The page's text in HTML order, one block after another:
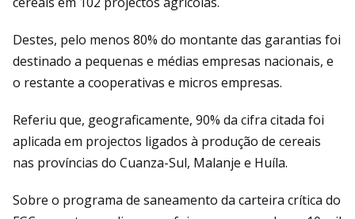
Destes, pelo menos 80% do montante das garantias foi
destinado a pequenas e médias empresas nacionais, e
o restante a cooperativas e micros empresas.
Referiu que, geograficamente, 90% da cifra citada foi
aplicada em projectos ligados à produção de cereais
nas províncias do Cuanza-Sul, Malanje e Huíla.
Sobre o programa de saneamento da carteira crítica do